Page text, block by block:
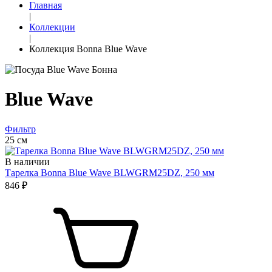
Главная
|
Коллекции
|
Коллекция Bonna Blue Wave
Blue Wave
Фильтр
25 см
В наличии
Тарелка Bonna Blue Wave BLWGRM25DZ, 250 мм
846 ₽